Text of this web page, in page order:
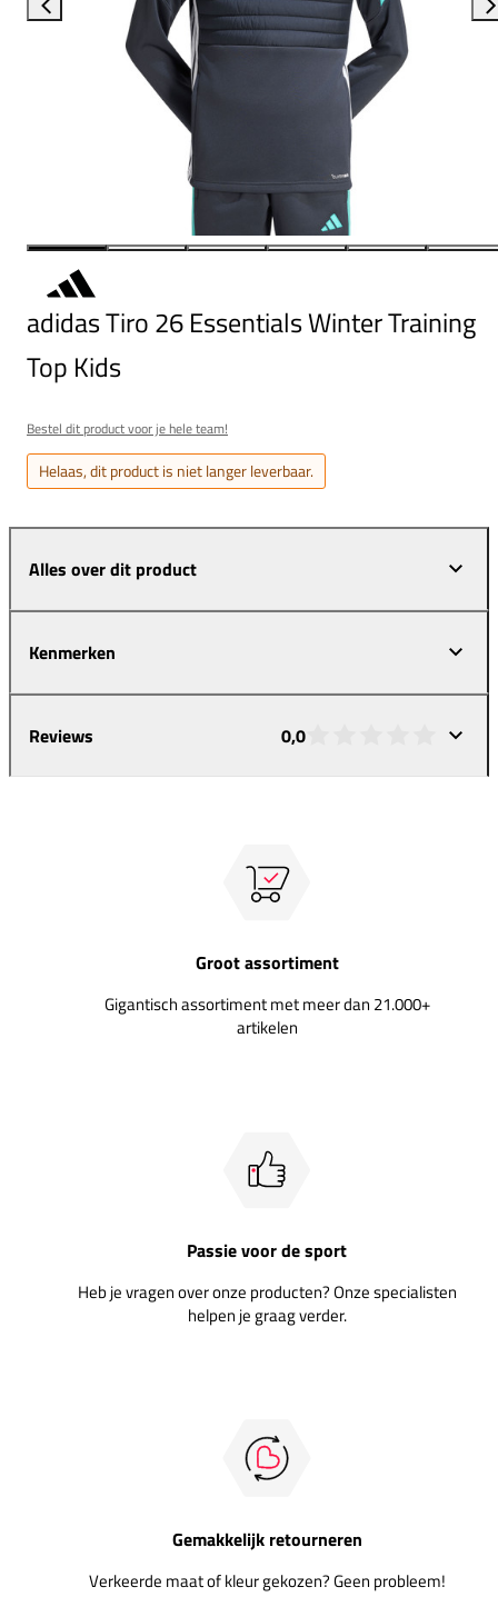
adidas Tiro 26 Essentials Winter Training
Top Kids
Bestel dit product voor je hele team!
Helaas, dit product is niet langer leverbaar.
Alles over dit product
Kenmerken
Reviews 0,0
Groot assortiment
Gigantisch assortiment met meer dan 21.000+
artikelen
Passie voor de sport
Heb je vragen over onze producten? Onze specialisten
helpen je graag verder.
Gemakkelijk retourneren
Verkeerde maat of kleur gekozen? Geen probleem!